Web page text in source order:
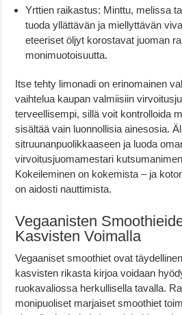
Yrttien raikastus: Minttu, melissa
tuoda yllättävän ja miellyttävän
eteeriset öljyt korostavat juoman
monimuotoisuutta.
Itse tehty limonadi on erinomainen
vaihtelua kaupan valmiisiin
terveellisempi, sillä voit kontrolloida
sisältää vain luonnollisia ainesosia.
sitruunanpuolikkaaseen ja luoda
virvoitusjuomamestari
Kokeileminen on kokemista – ja
on aidosti nauttimista.
Vegaanisten
Kasvisten Voimalla
Vegaaniset smoothiet ovat
kasvisten rikasta kirjoa voidaan
ruokavaliossa herkullisella tavalla.
monipuoliset marjaiset smoothiet